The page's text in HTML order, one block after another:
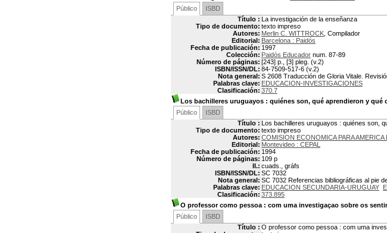
Público
ISBD
Título : La investigación de la enseñanza
Tipo de documento: texto impreso
Autores: Merlin C. WITTROCK , Compilador
Editorial: Barcelona : Paidós
Fecha de publicación: 1997
Colección: Paidós Educador num. 87-89
Número de páginas: [243] p., [3] pleg. (v.2)
ISBN/ISSN/DL: 84-7509-517-6 (v.2)
Nota general: S 2608 Traducción de Gloria Vitale.
Palabras clave: EDUCACION-INVESTIGACIONES
Clasificación: 370.7
Los bachilleres uruguayos : quiénes son, qué aprendieron y qué
Público
ISBD
Título : Los bachilleres uruguayos : quiénes son,
Tipo de documento: texto impreso
Autores: COMISION ECONOMICA PARA AMERICA
Editorial: Montevideo : CEPAL
Fecha de publicación: 1994
Número de páginas: 109 p
Il.: cuads., gráfs
ISBN/ISSN/DL: SC 7032
Nota general: SC 7032 Referencias bibliográficas al pie
Palabras clave: EDUCACION SECUNDARIA-URUGUAY
Clasificación: 373.895
O professor como pessoa : com uma investigaçao sobre os
Público
ISBD
Título : O professor como pessoa : com uma